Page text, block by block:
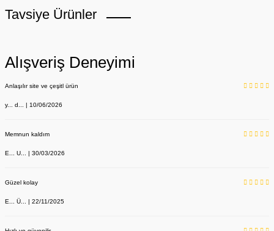
Tavsiye Ürünler
Alışveriş Deneyimi
Anlaşılır site ve çeşitl ürün
y... d... | 10/06/2026
Memnun kaldım
E... U... | 30/03/2026
Güzel kolay
E... Ü... | 22/11/2025